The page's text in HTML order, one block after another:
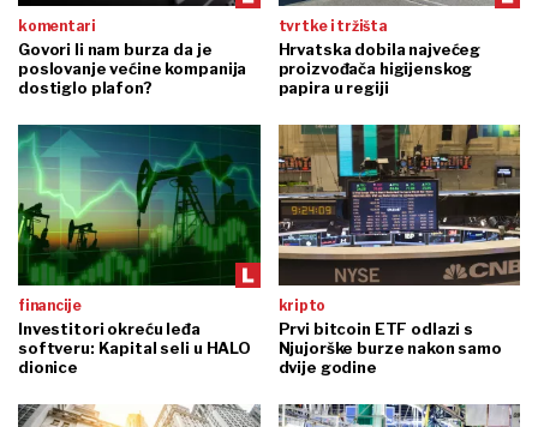
komentari
Govori li nam burza da je
poslovanje većine kompanija
dostiglo plafon?
tvrtke i tržišta
Hrvatska dobila najvećeg
proizvođača higijenskog
papira u regiji
financije
Investitori okreću leđa
softveru: Kapital seli u HALO
dionice
kripto
Prvi bitcoin ETF odlazi s
Njujorške burze nakon samo
dvije godine